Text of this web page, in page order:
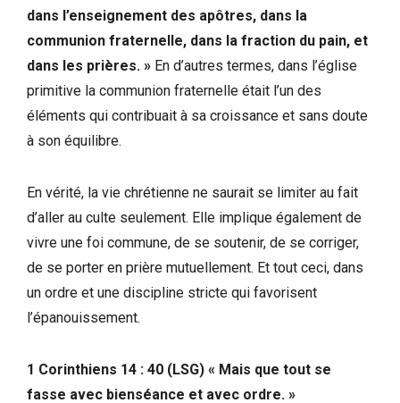
dans l’enseignement des apôtres, dans la
communion fraternelle, dans la fraction du pain, et
dans les prières. » En d’autres termes, dans l’église
primitive la communion fraternelle était l’un des
éléments qui contribuait à sa croissance et sans doute
à son équilibre.
En vérité, la vie chrétienne ne saurait se limiter au fait
d’aller au culte seulement. Elle implique également de
vivre une foi commune, de se soutenir, de se corriger,
de se porter en prière mutuellement. Et tout ceci, dans
un ordre et une discipline stricte qui favorisent
l’épanouissement.
1 Corinthiens 14 : 40 (LSG) « Mais que tout se
fasse avec bienséance et avec ordre. »